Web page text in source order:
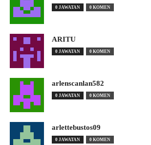
0 JAWATAN 0 KOMEN
ARITU
0 JAWATAN 0 KOMEN
arlenscanlan582
0 JAWATAN 0 KOMEN
arlettebustos09
0 JAWATAN 0 KOMEN